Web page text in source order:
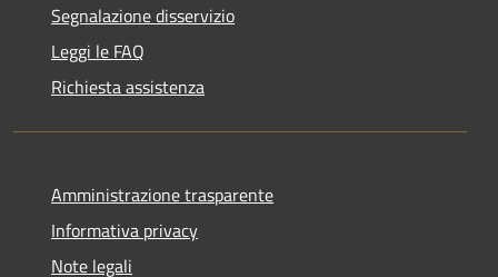
Segnalazione disservizio
Leggi le FAQ
Richiesta assistenza
Amministrazione trasparente
Informativa privacy
Note legali